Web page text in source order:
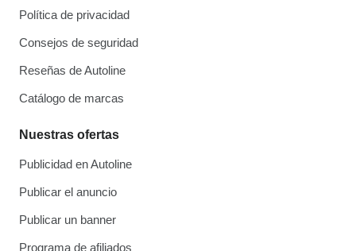
Política de privacidad
Consejos de seguridad
Reseñas de Autoline
Catálogo de marcas
Nuestras ofertas
Publicidad en Autoline
Publicar el anuncio
Publicar un banner
Programa de afiliados